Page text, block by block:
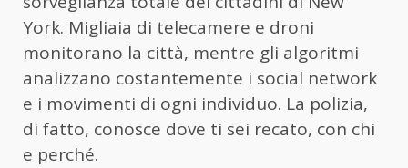
York. Migliaia di telecamere e droni
monitorano la città, mentre gli algoritmi
analizzano costantemente i social network
e i movimenti di ogni individuo. La polizia,
di fatto, conosce dove ti sei recato, con chi
e perché.